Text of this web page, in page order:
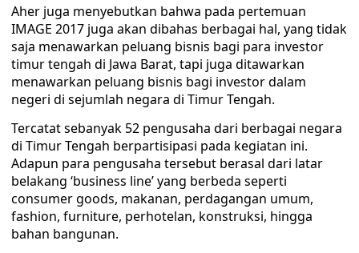
Aher juga menyebutkan bahwa pada pertemuan
IMAGE 2017 juga akan dibahas berbagai hal, yang tidak
saja menawarkan peluang bisnis bagi para investor
timur tengah di Jawa Barat, tapi juga ditawarkan
menawarkan peluang bisnis bagi investor dalam
negeri di sejumlah negara di Timur Tengah.
Tercatat sebanyak 52 pengusaha dari berbagai negara
di Timur Tengah berpartisipasi pada kegiatan ini.
Adapun para pengusaha tersebut berasal dari latar
belakang ‘business line’ yang berbeda seperti
consumer goods, makanan, perdagangan umum,
fashion, furniture, perhotelan, konstruksi, hingga
bahan bangunan.